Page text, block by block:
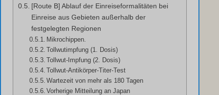
[Route B] Ablauf der Einreiseformalitäten bei
Einreise aus Gebieten außerhalb der
festgelegten Regionen
Mikrochippen.
Tollwutimpfung (1. Dosis)
Tollwut-Impfung (2. Dosis)
Tollwut-Antikörper-Titer-Test
Wartezeit von mehr als 180 Tagen
Vorherige Mitteilung an Japan